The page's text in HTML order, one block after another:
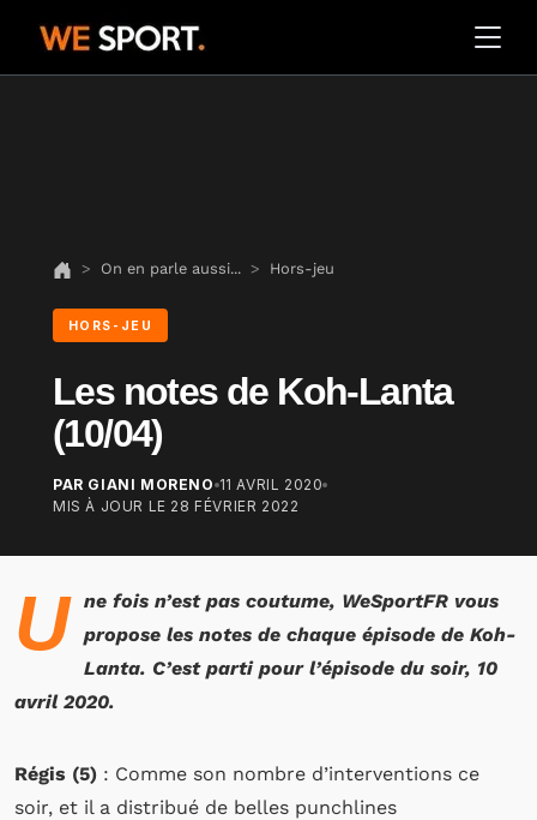
On en parle aussi... Hors-jeu
HORS-JEU
Les notes de Koh-Lanta
(10/04)
PAR GIANI MORENO 11 AVRIL 2020
MIS À JOUR LE 28 FÉVRIER 2022
U
ne fois n’est pas coutume, WeSportFR vous
propose les notes de chaque épisode de Koh-
Lanta. C’est parti pour l’épisode du soir, 10
avril 2020.
Régis (5) : Comme son nombre d’interventions ce
soir, et il a distribué de belles punchlines